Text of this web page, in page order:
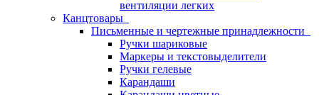
вентиляции легких
Канцтовары
Письменные и чертежные принадлежности
Ручки шариковые
Маркеры и текстовыделители
Ручки гелевые
Карандаши